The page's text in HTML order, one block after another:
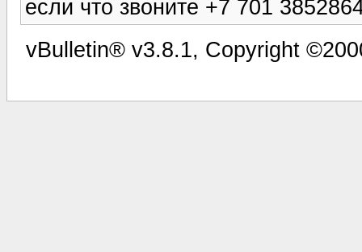
если что звоните +7 701
vBulletin® v3.8.1, Copyright